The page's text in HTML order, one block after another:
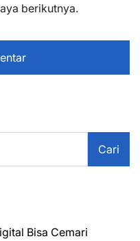
berikutnya.
Cari
Bisa Cemari